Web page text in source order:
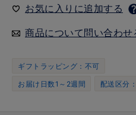
お気に入りに追加する
商品について問い合わせ
ギフトラッピング：不可
お届け日数1～2週間
配送区分